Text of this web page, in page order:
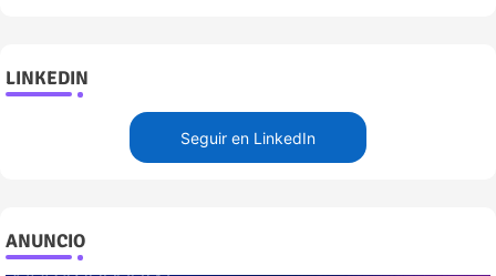
LINKEDIN
Seguir en LinkedIn
ANUNCIO